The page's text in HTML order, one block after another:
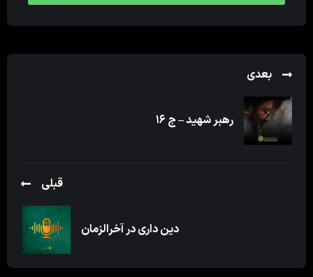
بعدی
رهبر شهید – ج ۱۶
قبلی
دین داری در آخرالزمان